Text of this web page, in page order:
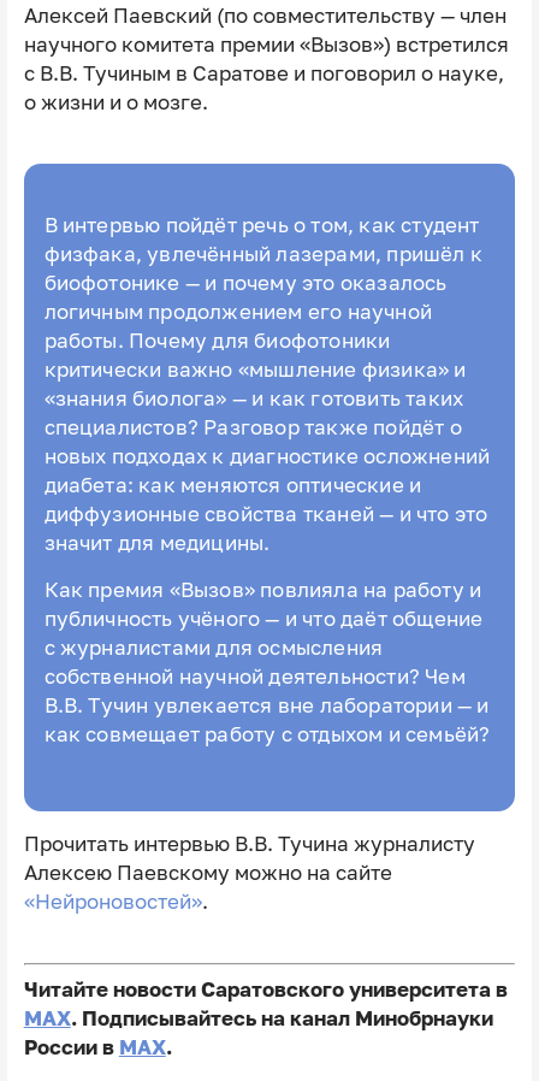
Алексей Паевский (по совместительству — член
научного комитета премии «Вызов») встретился
с В.В. Тучиным в Саратове и поговорил о науке,
о жизни и о мозге.
В интервью пойдёт речь о том, как студент
физфака, увлечённый лазерами, пришёл к
биофотонике — и почему это оказалось
логичным продолжением его научной
работы. Почему для биофотоники
критически важно «мышление физика» и
«знания биолога» — и как готовить таких
специалистов? Разговор также пойдёт о
новых подходах к диагностике осложнений
диабета: как меняются оптические и
диффузионные свойства тканей — и что это
значит для медицины.
Как премия «Вызов» повлияла на работу и
публичность учёного — и что даёт общение
с журналистами для осмысления
собственной научной деятельности? Чем
В.В. Тучин увлекается вне лаборатории — и
как совмещает работу с отдыхом и семьёй?
Прочитать интервью В.В. Тучина журналисту
Алексею Паевскому можно на сайте
«Нейроновостей».
Читайте новости Саратовского университета в
MAX. Подписывайтесь на канал Минобрнауки
России в MAX.